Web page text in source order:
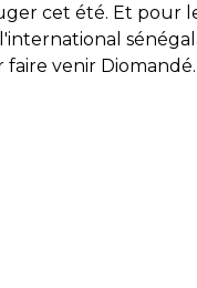
cet été. Et pour
venir Diomandé.